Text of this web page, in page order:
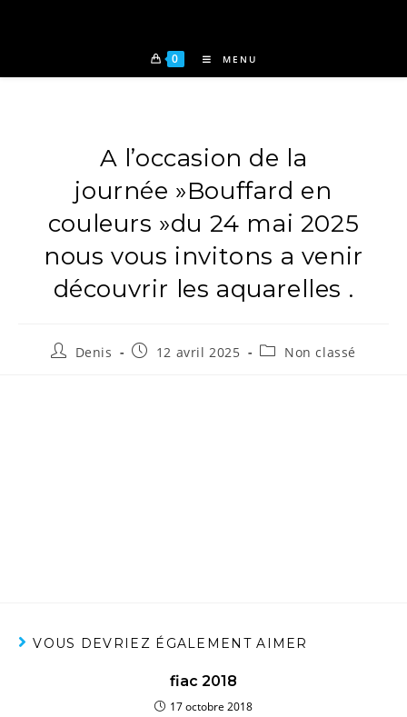
0 MENU
A l’occasion de la
journée »Bouffard en
couleurs »du 24 mai 2025
nous vous invitons a venir
découvrir les aquarelles .
Denis 12 avril 2025 Non classé
VOUS DEVRIEZ ÉGALEMENT AIMER
fiac 2018
17 octobre 2018